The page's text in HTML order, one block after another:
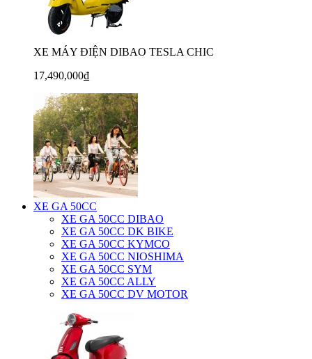
XE MÁY ĐIỆN DIBAO TESLA CHIC
17,490,000₫
XE GA 50CC
XE GA 50CC DIBAO
XE GA 50CC DK BIKE
XE GA 50CC KYMCO
XE GA 50CC NIOSHIMA
XE GA 50CC SYM
XE GA 50CC ALLY
XE GA 50CC DV MOTOR